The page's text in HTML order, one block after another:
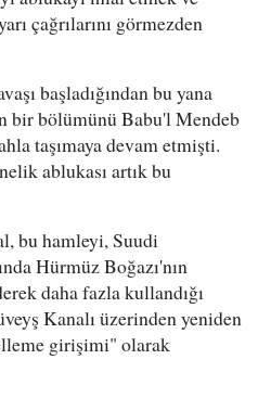
çağrılarını görmezden
başladığından bu yana
bir bölümünü Babu'l Mendeb
taşımaya devam etmişti.
ablukası artık bu
bu hamleyi, Suudi
Hürmüz Boğazı'nın
daha fazla kullandığı
Kanalı üzerinden yeniden
girişimi" olarak